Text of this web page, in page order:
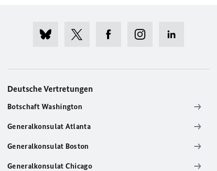
Deutsche Vertretungen
Botschaft Washington
Generalkonsulat Atlanta
Generalkonsulat Boston
Generalkonsulat Chicago